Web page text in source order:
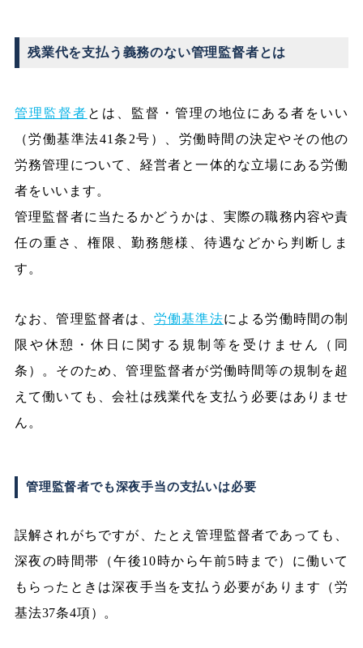
残業代を支払う義務のない管理監督者とは
管理監督者 とは、監督・管理の地位にある者をいい
（労働基準法41条2号）、労働時間の決定やその他の
労務管理について、経営者と一体的な立場にある労働
者をいいます。
管理監督者に当たるかどうかは、実際の職務内容や責
任の重さ、権限、勤務態様、待遇などから判断しま
す。
なお、管理監督者は、 労働基準法による労働時間の制
限や休憩・休日に関する規制等を受けません（同
条）。そのため、管理監督者が労働時間等の規制を超
えて働いても、会社は残業代を支払う必要はありませ
ん。
管理監督者でも深夜手当の支払いは必要
誤解されがちですが、たとえ管理監督者であっても、
深夜の時間帯（午後10時から午前5時まで）に働いて
もらったときは深夜手当を支払う必要があります（労
基法37条4項）。